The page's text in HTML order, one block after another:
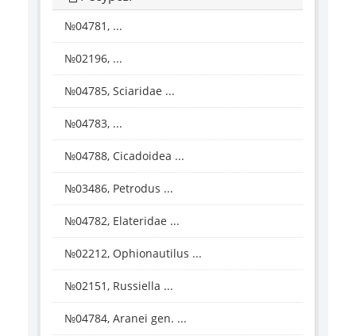
№04781, ...
№02196, ...
№04785, Sciaridae ...
№04783, ...
№04788, Cicadoidea ...
№03486, Petrodus ...
№04782, Elateridae ...
№02212, Ophionautilus ...
№02151, Russiella ...
№04784, Aranei gen. ...